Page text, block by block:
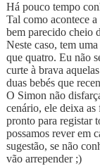
Há pouco tempo
Tal como acontece
bem parecido cheio
Neste caso, tem
que quatro. Eu não
curte à brava
duas bebés que
O Simon não
cenário, ele deixa as
pronto para registar
possamos rever em
sugestão, se não
vão arrepender ;)